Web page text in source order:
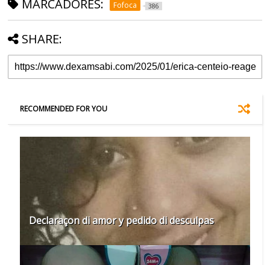
MARCADORES: Fofoca 386
SHARE:
RECOMMENDED FOR YOU
Declaraçon di amor y pedido di desculpas